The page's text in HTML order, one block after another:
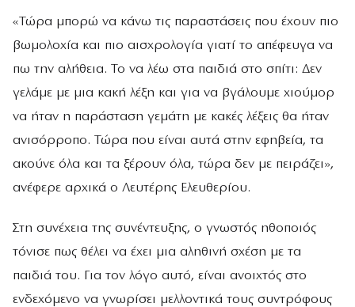
«Τώρα μπορώ να κάνω τις παραστάσεις που έχουν πιο
βωμολοχία και πιο αισχρολογία γιατί το απέφευγα να
πω την αλήθεια. Το να λέω στα παιδιά στο σπίτι: Δεν
γελάμε με μια κακή λέξη και για να βγάλουμε χιούμορ
να ήταν η παράσταση γεμάτη με κακές λέξεις θα ήταν
ανισόρροπο. Τώρα που είναι αυτά στην εφηβεία, τα
ακούνε όλα και τα ξέρουν όλα, τώρα δεν με πειράζει»,
ανέφερε αρχικά ο Λευτέρης Ελευθερίου.
Στη συνέχεια της συνέντευξης, ο γνωστός ηθοποιός
τόνισε πως θέλει να έχει μια αληθινή σχέση με τα
παιδιά του. Για τον λόγο αυτό, είναι ανοιχτός στο
ενδεχόμενο να γνωρίσει μελλοντικά τους συντρόφους